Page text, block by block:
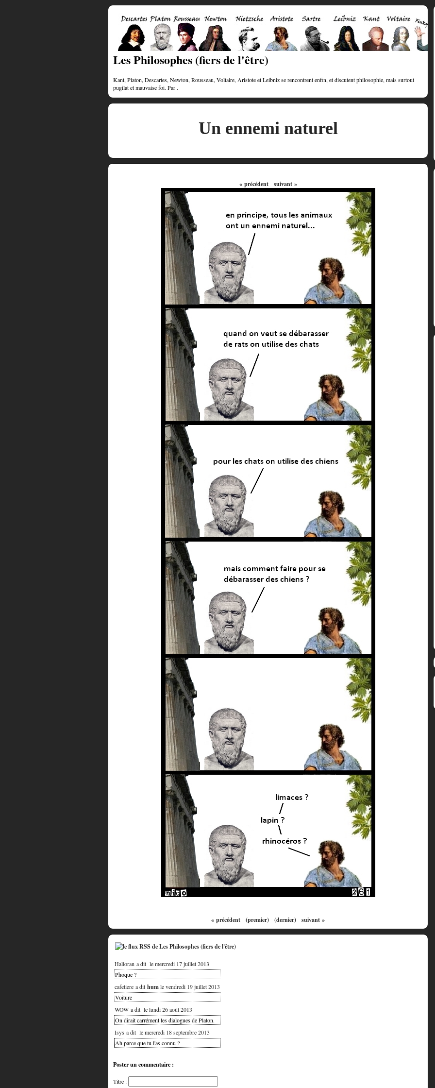
Les Philosophes (fiers de l'être)
Kant, Platon, Descartes, Newton, Rousseau, Voltaire, Aristote et Leibniz se rencontrent enfin, et discutent philosophie, mais surtout
pugilat et mauvaise foi. Par .
Un ennemi naturel
« précédent suivant »
« précédent (premier) (dernier) suivant »
Halloran a dit le mercredi 17 juillet 2013
Phoque ?
cafetiere a dit humle vendredi 19 juillet 2013
Voiture
WOW a dit le lundi 26 août 2013
On dirait carrément les dialogues de Platon.
Isys a dit le mercredi 18 septembre 2013
Ah parce que tu l'as connu ?
Poster un commentaire :
Titre :